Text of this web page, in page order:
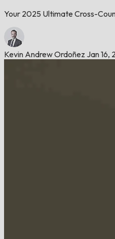
Your 2025 Ultimate Cross-
Kevin Andrew Ordoñez Jan 16,